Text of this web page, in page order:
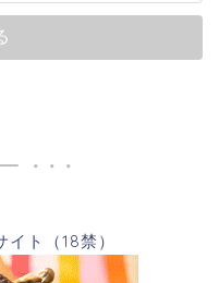
ト（18禁）